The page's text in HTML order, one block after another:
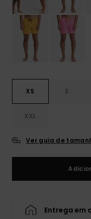
XS S
XXL
Ver guia de
Entrega em